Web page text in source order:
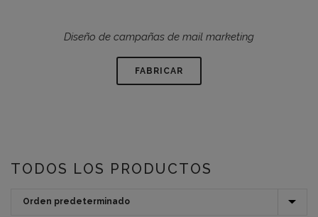
Diseño de campañas de mail marketing
FABRICAR
TODOS LOS PRODUCTOS